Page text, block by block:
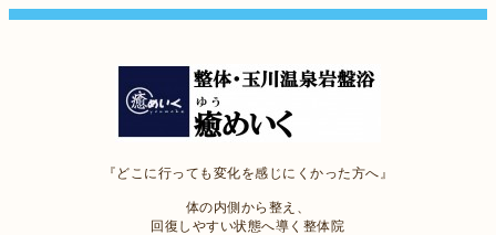
『どこに行っても変化を感じにくかった方へ』
体の内側から整え、
回復しやすい状態へ導く整体院